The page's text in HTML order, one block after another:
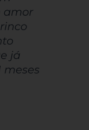
amor
já
meses